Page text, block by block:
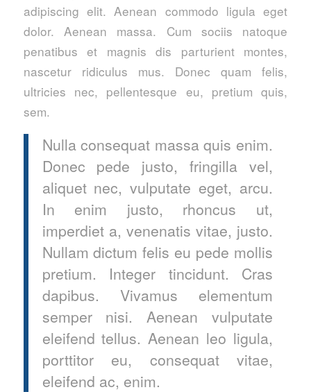
adipiscing elit. Aenean commodo ligula eget
dolor. Aenean massa. Cum sociis natoque
penatibus et magnis dis parturient montes,
nascetur ridiculus mus. Donec quam felis,
ultricies nec, pellentesque eu, pretium quis,
sem.
Nulla consequat massa quis enim.
Donec pede justo, fringilla vel,
aliquet nec, vulputate eget, arcu.
In enim justo, rhoncus ut,
imperdiet a, venenatis vitae, justo.
Nullam dictum felis eu pede mollis
pretium. Integer tincidunt. Cras
dapibus. Vivamus elementum
semper nisi. Aenean vulputate
eleifend tellus. Aenean leo ligula,
porttitor eu, consequat vitae,
eleifend ac, enim.